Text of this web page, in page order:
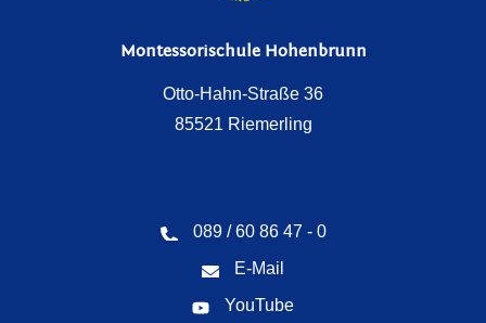
Montessorischule Hohenbrunn
Otto-Hahn-Straße 36
85521 Riemerling
089 / 60 86 47 - 0
E-Mail
YouTube